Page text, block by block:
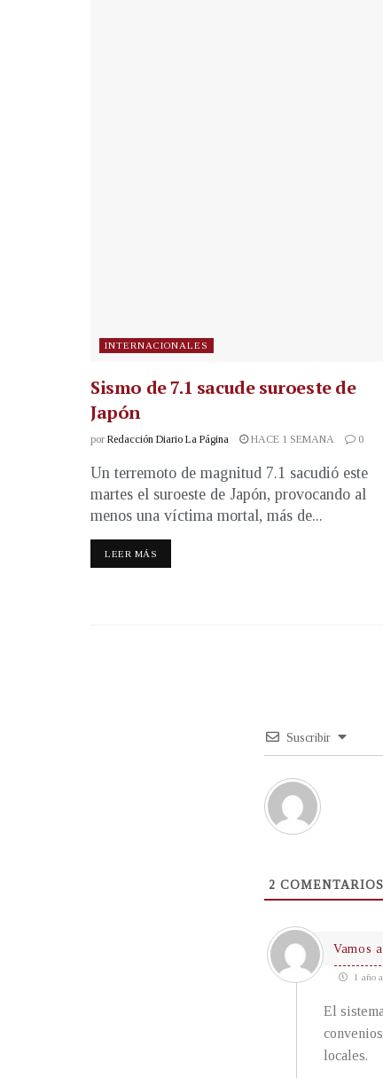
INTERNACIONALES
Sismo de 7.1 sacude suroeste de
Japón
por Redacción Diario La Página HACE 1 SEMANA 0
Un terremoto de magnitud 7.1 sacudió este
martes el suroeste de Japón, provocando al
menos una víctima mortal, más de...
LEER MÁS
Suscribir
2 COMENTARIOS
Vamos
1 año
El
locales.